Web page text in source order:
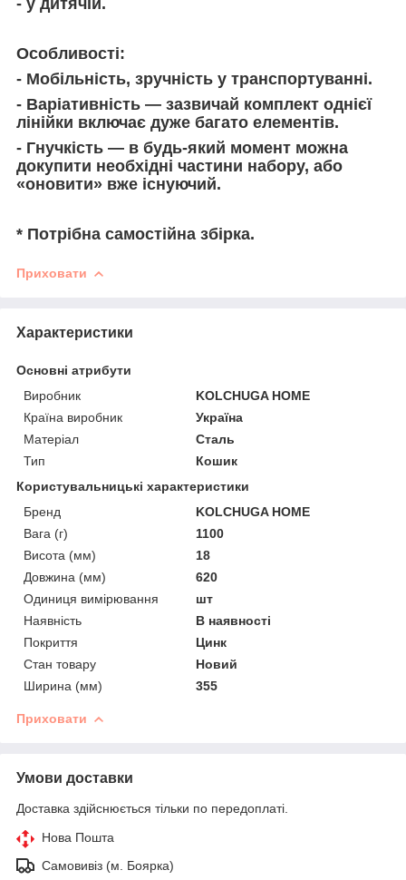
Особливості:
- Мобільність, зручність у транспортуванні.
- Варіативність — зазвичай комплект однієї
лінійки включає дуже багато елементів.
- Гнучкість — в будь-який момент можна
докупити необхідні частини набору, або
«оновити» вже існуючий.
* Потрібна самостійна збірка.
Приховати
Характеристики
Основні атрибути
Виробник
KOLCHUGA HOME
Країна виробник
Україна
Матеріал
Сталь
Тип
Кошик
Користувальницькі характеристики
Бренд
KOLCHUGA HOME
Вага (г)
1100
Висота (мм)
18
Довжина (мм)
620
Одиниця вимірювання
шт
Наявність
В наявності
Покриття
Цинк
Стан товару
Новий
Ширина (мм)
355
Приховати
Умови доставки
Доставка здійснюється тільки по передоплаті.
Нова Пошта
Самовивіз (м. Боярка)